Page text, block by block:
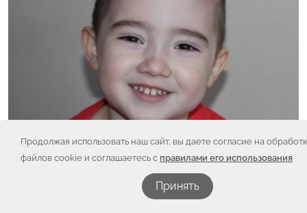
Продолжая использовать наш сайт, вы даете согласие на
файлов cookie и соглашаетесь с правилами его использования
Принять